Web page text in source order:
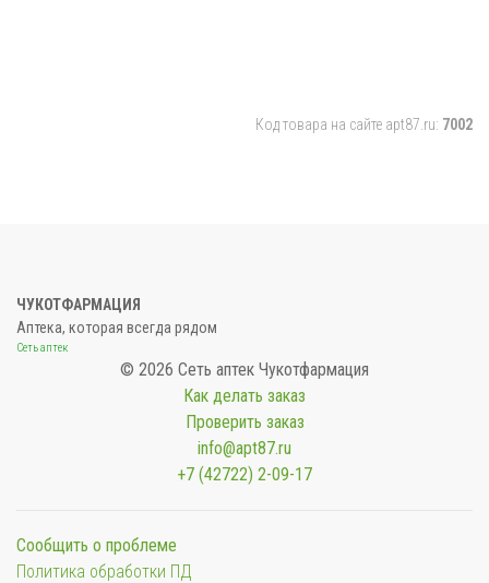
Код товара на сайте apt87.ru: 7002
ЧУКОТФАРМАЦИЯ
Аптека, которая всегда рядом
Сеть аптек
© 2026 Сеть аптек Чукотфармация
Как делать заказ
Проверить заказ
info@apt87.ru
+7 (42722) 2-09-17
Сообщить о проблеме
Политика обработки ПД